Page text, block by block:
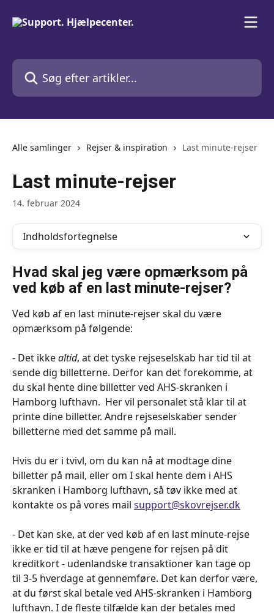
Søg efter artikler...
Alle samlinger Rejser & inspiration Last minute-rejser
Last minute-rejser
14. februar 2024
Indholdsfortegnelse
Hvad skal jeg være opmærksom på
ved køb af en last minute-rejser?
Ved køb af en last minute-rejser skal du være
opmærksom på følgende:
- Det ikke altid, at det tyske rejseselskab har tid til at
sende dig billetterne. Derfor kan det forekomme, at
du skal hente dine billetter ved AHS-skranken i
Hamborg lufthavn.  Her vil personalet stå klar til at
printe dine billetter. Andre rejseselskaber sender
billetterne med det samme på mail.
Hvis du er i tvivl, om du kan nå at modtage dine
billetter på mail, eller om I skal hente dem i AHS
skranken i Hamborg lufthavn, så tøv ikke med at
kontakte os på vores mail support@skovrejser.dk
- Det kan ske, at der ved køb af en last minute-rejse
ikke er tid til at hæve pengene for rejsen på dit
kreditkort - udenlandske transaktioner kan tage op
til 3-5 hverdage at gennemføre. Det kan derfor være,
at du først skal betale ved AHS-skranken i Hamborg
lufthavn. I de fleste tilfælde kan der betales med